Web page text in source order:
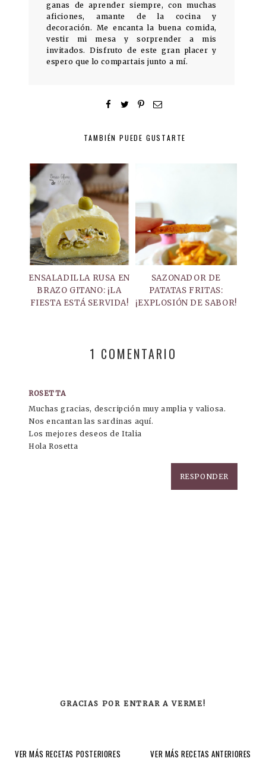
ganas de aprender siempre, con muchas
aficiones, amante de la cocina y
decoración. Me encanta la buena comida,
vestir mi mesa y sorprender a mis
invitados. Disfruto de este gran placer y
espero que lo compartais junto a mí.
TAMBIÉN PUEDE GUSTARTE
ENSALADILLA RUSA EN
BRAZO GITANO: ¡LA
FIESTA ESTÁ SERVIDA!
SAZONADOR DE
PATATAS FRITAS:
¡EXPLOSIÓN DE SABOR!
1 COMENTARIO
ROSETTA
Muchas gracias, descripción muy amplia y valiosa.
Nos encantan las sardinas aquí.
Los mejores deseos de Italia
Hola Rosetta
RESPONDER
GRACIAS POR ENTRAR A VERME!
VER MÁS RECETAS POSTERIORES VER MÁS RECETAS ANTERIORES